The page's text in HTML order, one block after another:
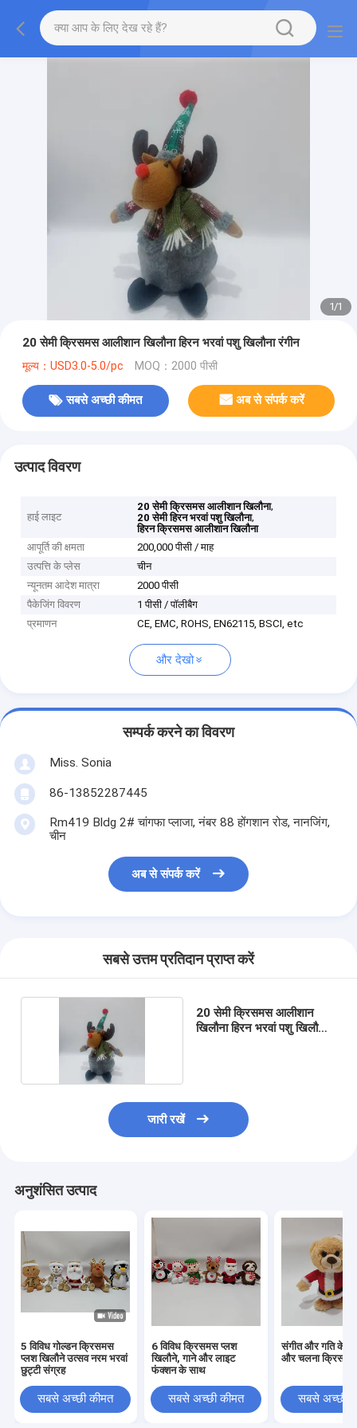
1/1
20 सेमी क्रिसमस आलीशान खिलौना हिरन भरवां पशु खिलौना रंगीन
मूल्य：USD3.0-5.0/pc MOQ：2000 पीसी
सबसे अच्छी कीमत अब से संपर्क करें
उत्पाद विवरण
हाई लाइट
20 सेमी क्रिसमस आलीशान खिलौना,
20 सेमी हिरन भरवां पशु खिलौना,
हिरन क्रिसमस आलीशान खिलौना
आपूर्ति की क्षमता
200,000 पीसी / माह
उत्पत्ति के प्लेस
चीन
न्यूनतम आदेश मात्रा
2000 पीसी
पैकेजिंग विवरण
1 पीसी / पॉलीबैग
प्रमाणन
CE, EMC, ROHS, EN62115, BSCI, etc
और देखो
सम्पर्क करने का विवरण
Miss. Sonia
86-13852287445
Rm419 Bldg 2# चांगफा प्लाजा, नंबर 88 होंगशान रोड, नानजिंग,
चीन
अब से संपर्क करें
सबसे उत्तम प्रतिदान प्राप्त करें
20 सेमी क्रिसमस आलीशान
खिलौना हिरन भरवां पशु खिलौना
जारी रखें
अनुशंसित उत्पाद
5 विविध गोल्डन क्रिसमस
प्लश खिलौने उत्सव नरम भरवां
छुट्टी संग्रह
सबसे अच्छी कीमत
6 विविध क्रिसमस प्लश
खिलौने, गाने और लाइट
फंक्शन के साथ
सबसे अच्छी कीमत
संगीत और गति के
और चलना
सबसे अच्छी